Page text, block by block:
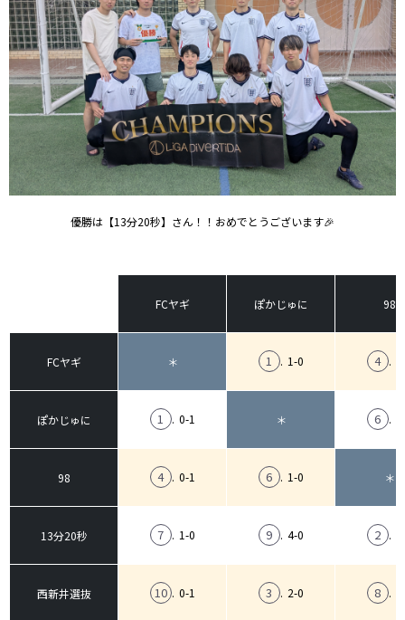
優勝は【13分20秒】さん！！おめでとうございます🎉
FCヤギ ぽかじゅに 98
FCヤギ ＊ 1 . 1-0 4 .
ぽかじゅに 1 . 0-1 ＊ 6 .
98 4 . 0-1 6 . 1-0 ＊
13分20秒 7 . 1-0 9 . 4-0 2 .
西新井選抜 10 . 0-1 3 . 2-0 8 .